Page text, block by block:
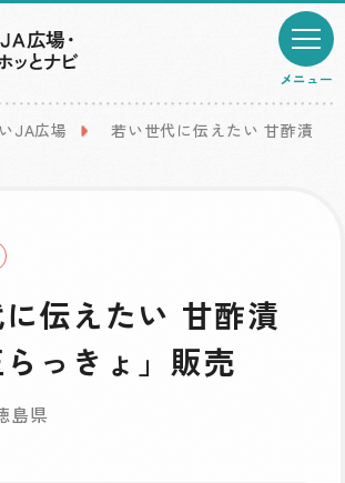
メニュー
JA広場 若い世代に伝えたい 甘酢漬「
伝えたい 甘酢漬
らっきょ」販売
島県